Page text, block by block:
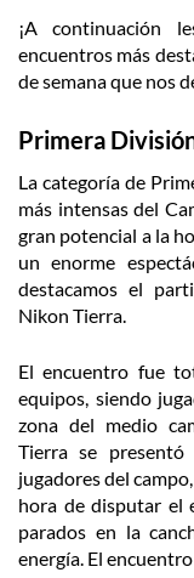
¡A continuación
encuentros más
de semana que nos
Primera
La categoría de
más intensas del
gran potencial a la
un enorme
destacamos el
Nikon Tierra.
El encuentro fue
equipos, siendo
zona del medio
Tierra se
jugadores del
hora de disputar el
parados en la
energía. El